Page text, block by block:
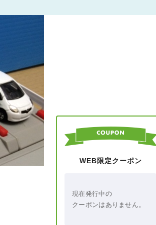
WEB限定クーポン
現在発行中の
クーポンはありません。